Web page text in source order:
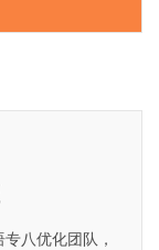
八优化团队，